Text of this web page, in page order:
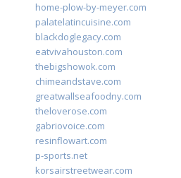
home-plow-by-meyer.com
palatelatincuisine.com
blackdoglegacy.com
eatvivahouston.com
thebigshowok.com
chimeandstave.com
greatwallseafoodny.com
theloverose.com
gabriovoice.com
resinflowart.com
p-sports.net
korsairstreetwear.com